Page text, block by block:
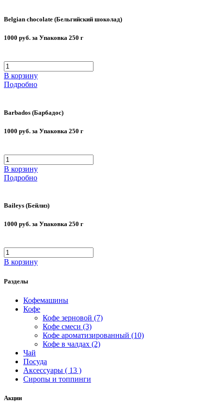
Belgian chocolate (Бельгийский шоколад)
1000 руб. за Упаковка 250 г
В корзину
Подробно
Barbados (Барбадос)
1000 руб. за Упаковка 250 г
В корзину
Подробно
Baileys (Бейлиз)
1000 руб. за Упаковка 250 г
В корзину
Разделы
Кофемашины
Кофе
Кофе зерновой (7)
Кофе смеси (3)
Кофе ароматизированный (10)
Кофе в чалдах (2)
Чай
Посуда
Аксессуары ( 13 )
Сиропы и топпинги
Акции